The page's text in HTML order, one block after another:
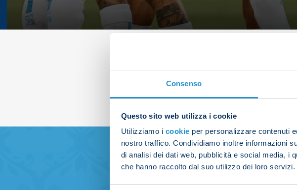
Consenso
Questo sito web utilizza i cookie
Utilizziamo i cookie per personalizzare contenuti
nostro traffico. Condividiamo inoltre informazioni
di analisi dei dati web, pubblicità e social media, i
che hanno raccolto dal suo utilizzo dei loro servizi.